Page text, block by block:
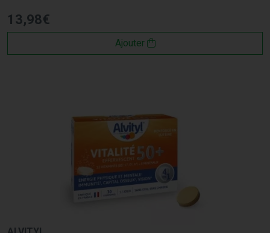
13,98€
Ajouter